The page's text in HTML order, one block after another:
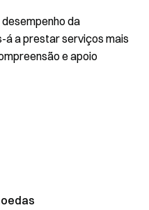
da
á a prestar serviços mais
e apoio